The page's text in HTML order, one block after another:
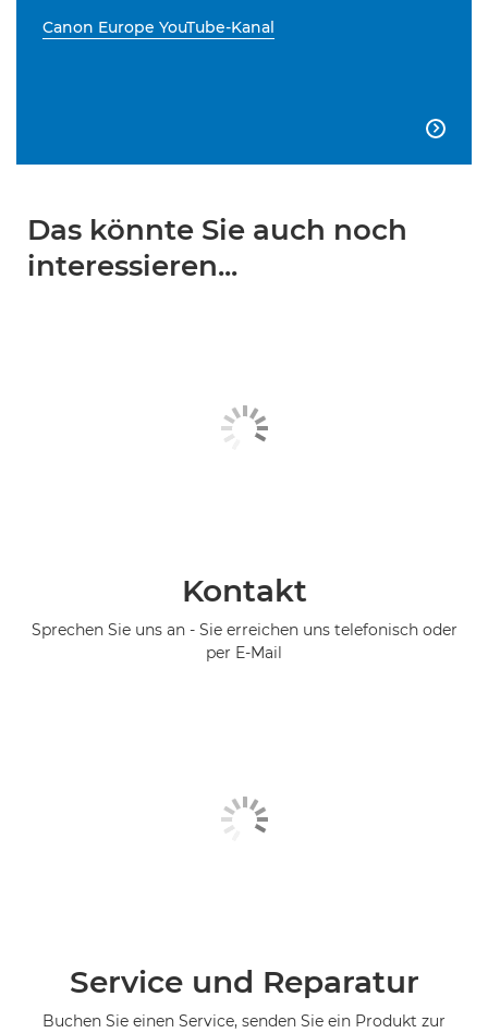
Canon Europe YouTube-Kanal

Das könnte Sie auch noch
interessieren...
Kontakt
Sprechen Sie uns an - Sie erreichen uns telefonisch oder
per E-Mail
Service und Reparatur
Buchen Sie einen Service, senden Sie ein Produkt zur